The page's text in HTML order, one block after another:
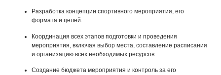
Разработка концепции спортивного мероприятия, его
формата и целей.
Координация всех этапов подготовки и проведения
мероприятия, включая выбор места, составление расписания
и организацию всех необходимых ресурсов.
Создание бюджета мероприятия и контроль за его